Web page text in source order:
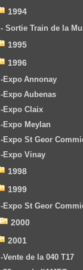
1994
- Sortie Train de la
1995
1996
-Expo Annonay
-Expo Aubenas
-Expo Claix
-Expo Meylan
-Expo St Geor
-Expo Vinay
1998
1999
-Expo St Geor
2000
2001
-Vente de la 040 T17